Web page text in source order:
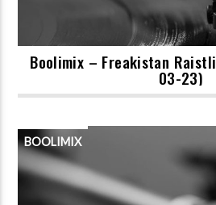
Boolimix – Freakistan
03-23)
BOOLIMIX